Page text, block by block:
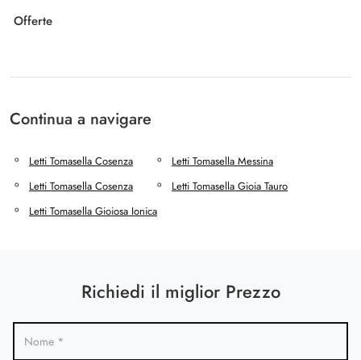
Offerte
Continua a navigare
Letti Tomasella Cosenza
Letti Tomasella Messina
Letti Tomasella Cosenza
Letti Tomasella Gioia Tauro
Letti Tomasella Gioiosa Ionica
Richiedi il miglior Prezzo